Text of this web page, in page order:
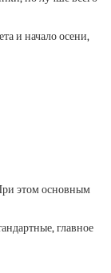
и начало осени,
этом основным
главное